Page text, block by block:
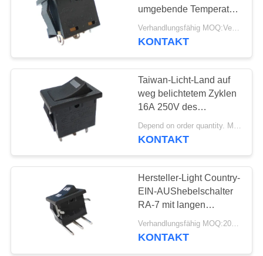
umgebende Temperatur
T85/T105 RA-9 10A/15A
125V Wechselstrom
KONTAKT
Taiwan-Licht-Land auf
weg belichtetem Zyklen
16A 250V des
Hebelschalter-10000
UL-Vde
KONTAKT
Hersteller-Light Country-
EIN-AUShebelschalter
RA-7 mit langen
Anschlüssen 10A 125V
R
Verhandlungsfähig MOQ:2000pcs, stützen auch Probelaufauftrag.
KONTAKT